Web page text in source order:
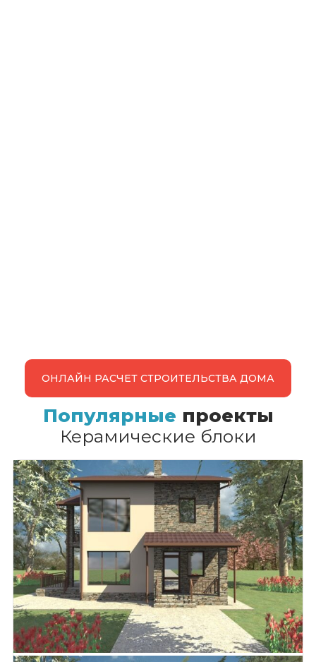
ОНЛАЙН РАСЧЕТ СТРОИТЕЛЬСТВА ДОМА
Популярные проекты
Керамические блоки